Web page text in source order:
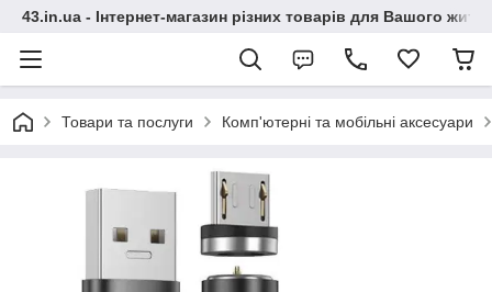
43.in.ua - Інтернет-магазин різних товарів для Вашого
Товари та послуги Комп'ютерні та мобільні аксесуари